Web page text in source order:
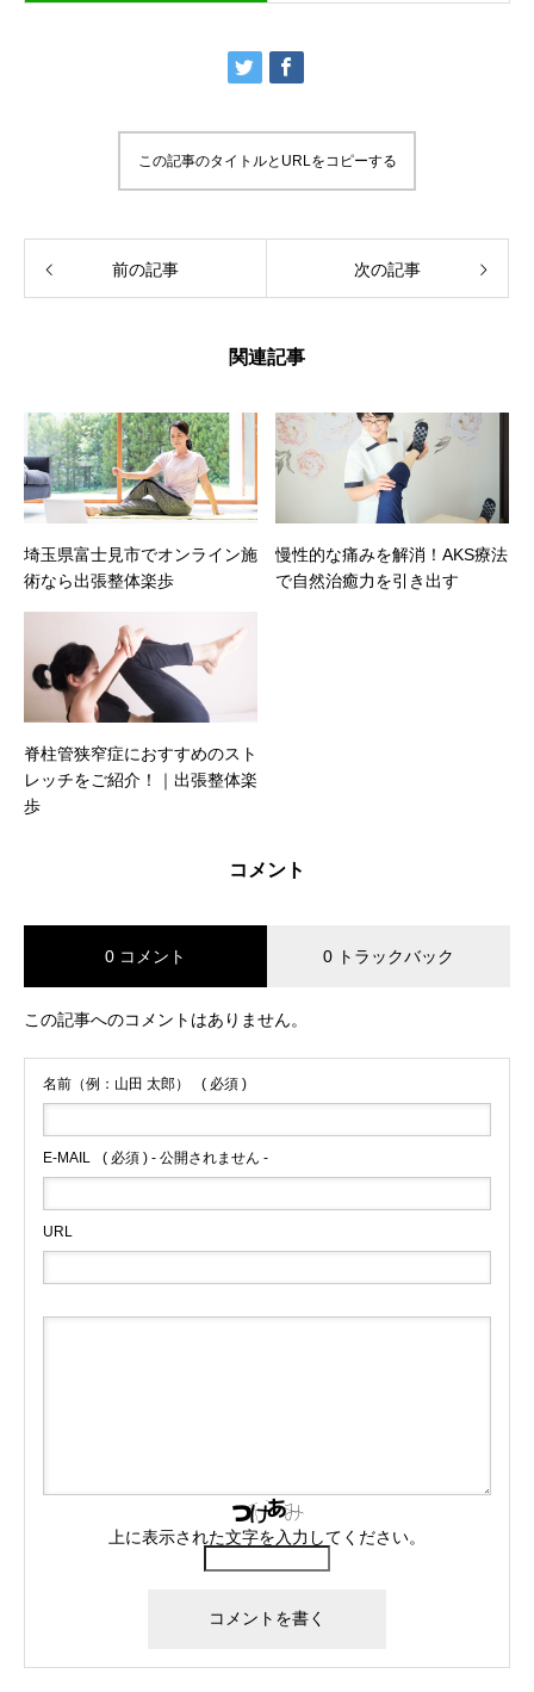
この記事のタイトルとURLをコピーする
前の記事 次の記事
関連記事
埼玉県富士見市でオンライン施
術なら出張整体楽歩
慢性的な痛みを解消！AKS療法
で自然治癒力を引き出す
脊柱管狭窄症におすすめのスト
レッチをご紹介！｜出張整体楽
歩
コメント
0 コメント 0 トラックバック
この記事へのコメントはありません。
名前（例：山田 太郎） ( 必須 )
E-MAIL ( 必須 ) - 公開されません -
URL
上に表示された文字を入力してください。